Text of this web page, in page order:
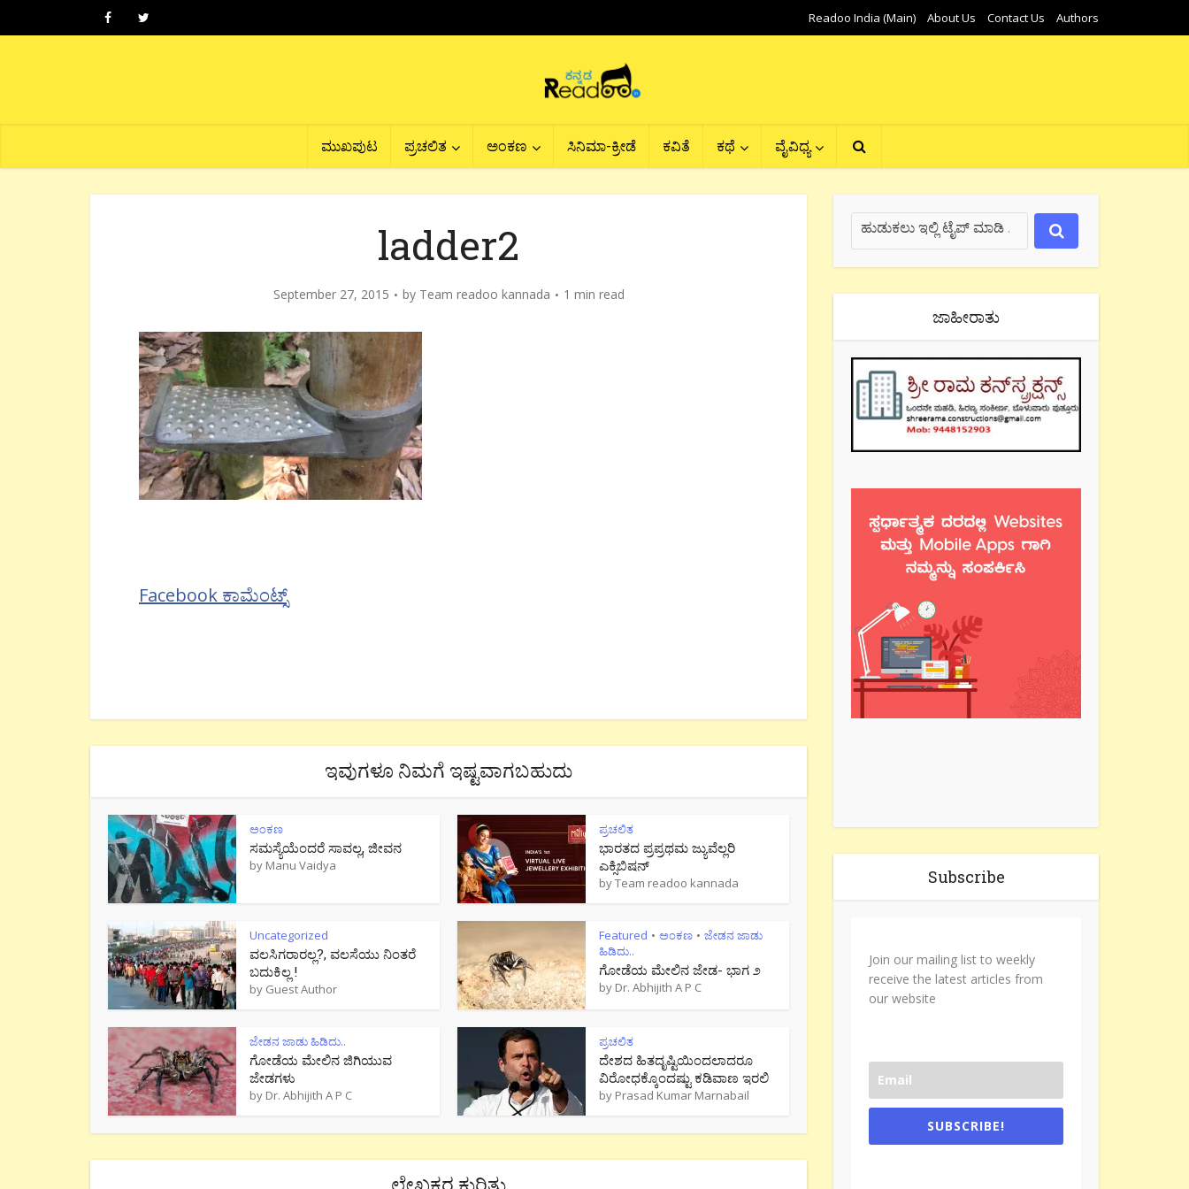
Readoo India (Main) About Us Contact Us Authors
ಮುಖಪುಟ ಪ್ರಚಲಿತ ಅಂಕಣ ಸಿನಿಮಾ-ಕ್ರೀಡೆ ಕವಿತೆ ಕಥೆ ವೈವಿಧ್ಯ
ladder2
September 27, 2015 by Team readoo kannada 1 min read
Facebook ಕಾಮೆಂಟ್ಸ್
ಇವುಗಳೂ ನಿಮಗೆ ಇಷ್ಟವಾಗಬಹುದು
ಅಂಕಣ
ಸಮಸ್ಯೆಯೆಂದರೆ ಸಾವಲ್ಲ, ಜೀವನ
by Manu Vaidya
ಪ್ರಚಲಿತ
ಭಾರತದ ಪ್ರಪ್ರಥಮ ಜ್ಯುವೆಲ್ಲರಿ
ಎಕ್ಸಿಬಿಷನ್
byTeam readoo kannada
Uncategorized
ವಲಸಿಗರಾರಲ್ಲ?, ವಲಸೆಯು ನಿಂತರೆ
ಬದುಕಿಲ್ಲ !
by Guest Author
Featured • ಅಂಕಣ • ಜೇಡನ ಜಾಡು
ಹಿಡಿದು..
ಗೋಡೆಯ ಮೇಲಿನ ಜೇಡ- ಭಾಗ ೨
by Dr. Abhijith A P C
ಜೇಡನ ಜಾಡು ಹಿಡಿದು..
ಗೋಡೆಯ ಮೇಲಿನ ಜಿಗಿಯುವ
ಜೇಡಗಳು
by Dr. Abhijith A P C
ಪ್ರಚಲಿತ
ದೇಶದ ಹಿತದೃಷ್ಟಿಯಿಂದಲಾದರೂ
ವಿರೋಧಕ್ಕೊಂದಷ್ಟು ಕಡಿವಾಣ ಇರಲಿ
by Prasad Kumar Marnabail
ಜಾಹೀರಾತು
Subscribe
Join our mailing list to weekly
receive the latest articles from
our website
SUBSCRIBE!